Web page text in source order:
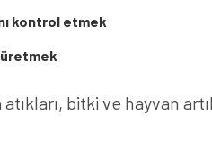
kontrol etmek
bitki ve hayvan